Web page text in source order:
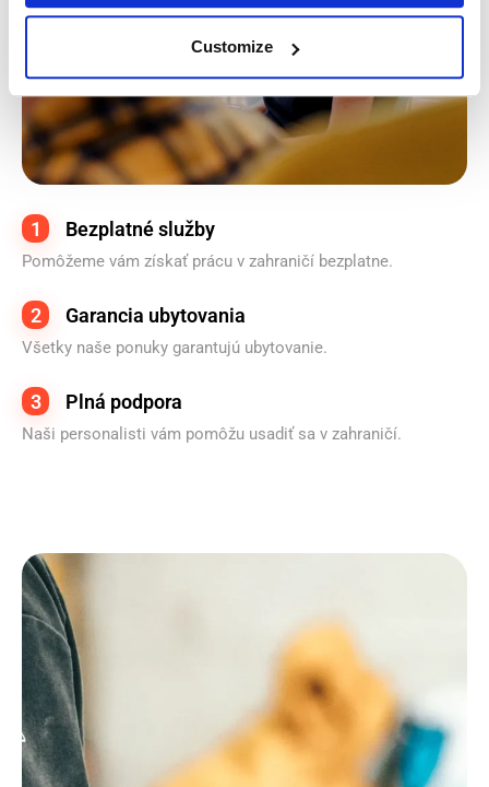
Customize
1 Bezplatné služby
Pomôžeme vám získať prácu v zahraničí bezplatne.
2 Garancia ubytovania
Všetky naše ponuky garantujú ubytovanie.
3 Plná podpora
Naši personalisti vám pomôžu usadiť sa v zahraničí.